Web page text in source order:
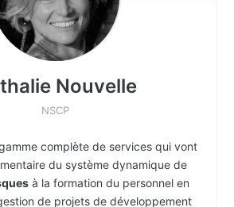
Nouvelle
NSCP
complète de services qui vont
du système dynamique de
à la formation du personnel en
de projets de développement